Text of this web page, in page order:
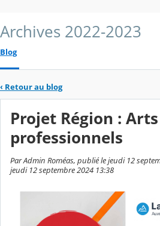
Archives 2022-2023
Blog
‹ Retour au blog
Projet Région :
professionnels
Par Admin Roméas, publié le jeudi 12
jeudi 12 septembre 2024 13:38